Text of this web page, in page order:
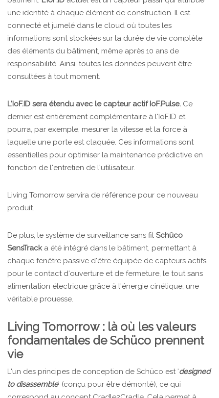
une identité à chaque élément de construction. Il est
connecté et jumelé dans le cloud où toutes les
informations sont stockées sur la durée de vie complète
des éléments du bâtiment, même après 10 ans de
responsabilité. Ainsi, toutes les données peuvent être
consultées à tout moment.
L'IoF.ID sera étendu avec le capteur actif IoF.Pulse. Ce
dernier est entièrement complémentaire à l'IoF.ID et
pourra, par exemple, mesurer la vitesse et la force à
laquelle une porte est claquée. Ces informations sont
essentielles pour optimiser la maintenance prédictive en
fonction de l'entretien de l'utilisateur.
Living Tomorrow servira de référence pour ce nouveau
produit.
De plus, le système de surveillance sans fil Schüco
SensTracka été intégré dans le bâtiment, permettant à
chaque fenêtre passive d'être équipée de capteurs actifs
pour le contact d'ouverture et de fermeture, le tout sans
alimentation électrique grâce à l'énergie cinétique, une
véritable prouesse.
Living Tomorrow : là où les valeurs
fondamentales de Schüco prennent
vie
L'un des principes de conception de Schüco est 'designed
to disassemble' (conçu pour être démonté), ce qui